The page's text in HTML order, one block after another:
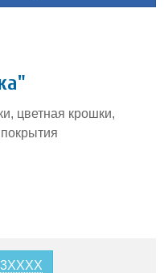
цветная крошки,